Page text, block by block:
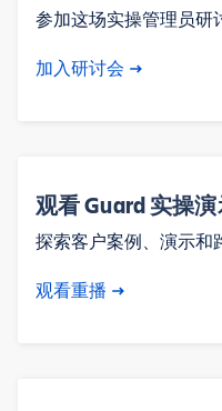
参加这场实操管理员研
加入研讨会
观看 Guard 实操
探索客户案例、演示和
观看重播